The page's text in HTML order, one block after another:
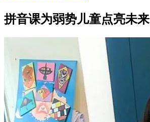
拼音课为弱势儿童点亮未来